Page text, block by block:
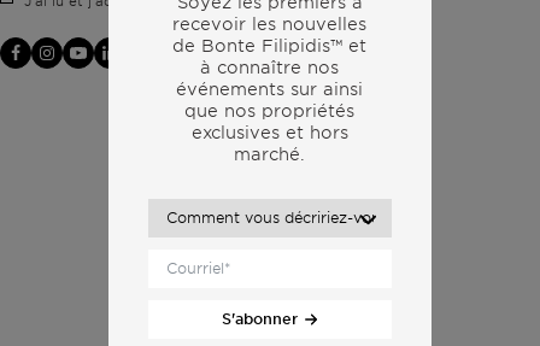
recevoir les nouvelles
de Bonte Filipidis™ et
à connaître nos
événements surainsi
que nos propriétés
exclusives et hors
marché.
S'abonner